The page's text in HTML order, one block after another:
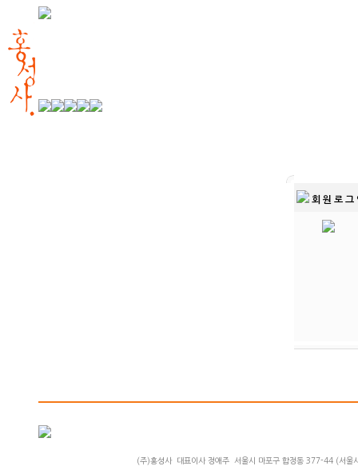
회 원 로 그
(주)홍성사 대표이사 정애주 서울시 마포구 합정동 377-44 (